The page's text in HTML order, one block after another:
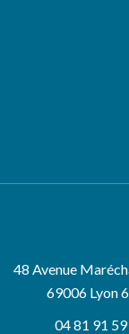
48 Avenue
69006Lyon
04 81 91